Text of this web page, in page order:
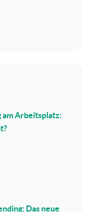
am Arbeitsplatz:
Das neue